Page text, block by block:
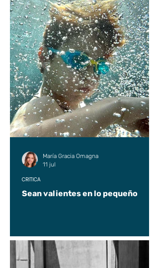
Sean valientes en lo pequeño
CRÍTICA
María Gracia Omagna
11 jul